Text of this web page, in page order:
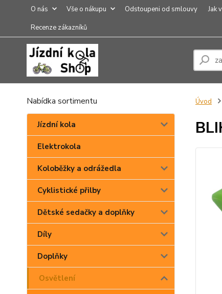
O nás Vše o nákupu Odstoupeni od smlouvy Jak
Recenze zákazníků
Nabídka sortimentu
Jízdní kola
Elektrokola
Koloběžky a odrážedla
Cyklistické přilby
Dětské sedačky a doplňky
Díly
Doplňky
Osvětlení
Úvod